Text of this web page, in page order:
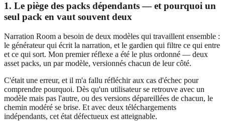
1. Le piège des packs dépendants — et pourquoi un
seul pack en vaut souvent deux
Narration Room a besoin de deux modèles qui travaillent ensemble :
le générateur qui écrit la narration, et le gardien qui filtre ce qui entre
et ce qui sort. Mon premier réflexe a été le plus ordonné — deux
asset packs, un par modèle, versionnés chacun de leur côté.
C'était une erreur, et il m'a fallu réfléchir aux cas d'échec pour
comprendre pourquoi. Dès qu'un utilisateur se retrouve avec un
modèle mais pas l'autre, ou des versions dépareillées de chacun, le
chemin modéré se brise. Et avec deux téléchargements
indépendants, cet état défectueux est atteignable.